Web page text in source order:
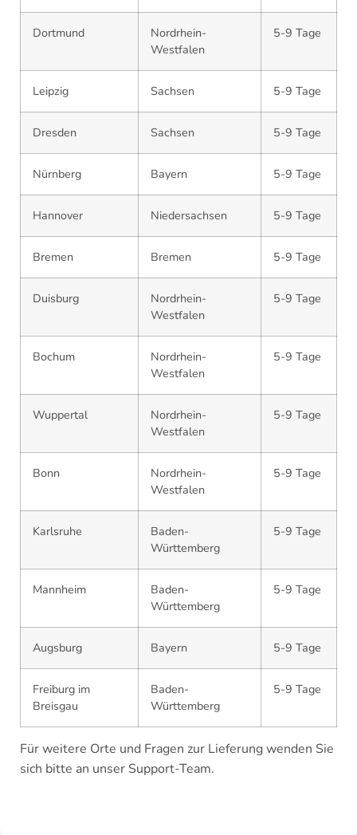
Dortmund
Nordrhein-
Westfalen
5-9 Tage
Leipzig Sachsen 5-9 Tage
Dresden Sachsen 5-9 Tage
Nürnberg Bayern 5-9 Tage
Hannover Niedersachsen 5-9 Tage
Bremen Bremen 5-9 Tage
Duisburg
Nordrhein-
Westfalen
5-9 Tage
Bochum
Nordrhein-
Westfalen
5-9 Tage
Wuppertal
Nordrhein-
Westfalen
5-9 Tage
Bonn
Nordrhein-
Westfalen
5-9 Tage
Karlsruhe
Baden-
Württemberg
5-9 Tage
Mannheim
Baden-
Württemberg
5-9 Tage
Augsburg Bayern 5-9 Tage
Freiburg im
Breisgau
Baden-
Württemberg
5-9 Tage
Für weitere Orte und Fragen zur Lieferung wenden Sie
sich bitte an unser Support-Team.